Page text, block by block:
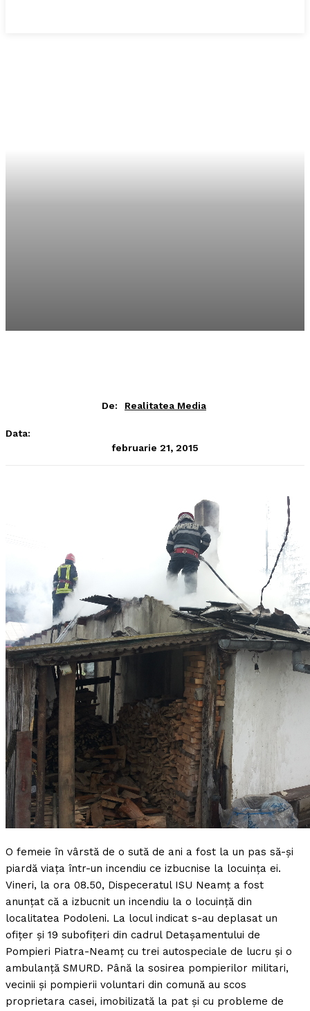
De: Realitatea Media
Data:
februarie 21, 2015
O femeie în vârstă de o sută de ani a fost la un pas să-şi
piardă viaţa într-un incendiu ce izbucnise la locuinţa ei.
Vineri, la ora 08.50, Dispeceratul ISU Neamţ a fost
anunţat că a izbucnit un incendiu la o locuinţă din
localitatea Podoleni. La locul indicat s-au deplasat un
ofiţer şi 19 subofiţeri din cadrul Detaşamentului de
Pompieri Piatra-Neamţ cu trei autospeciale de lucru şi o
ambulanţă SMURD. Până la sosirea pompierilor militari,
vecinii şi pompierii voluntari din comună au scos
proprietara casei, imobilizată la pat şi cu probleme de